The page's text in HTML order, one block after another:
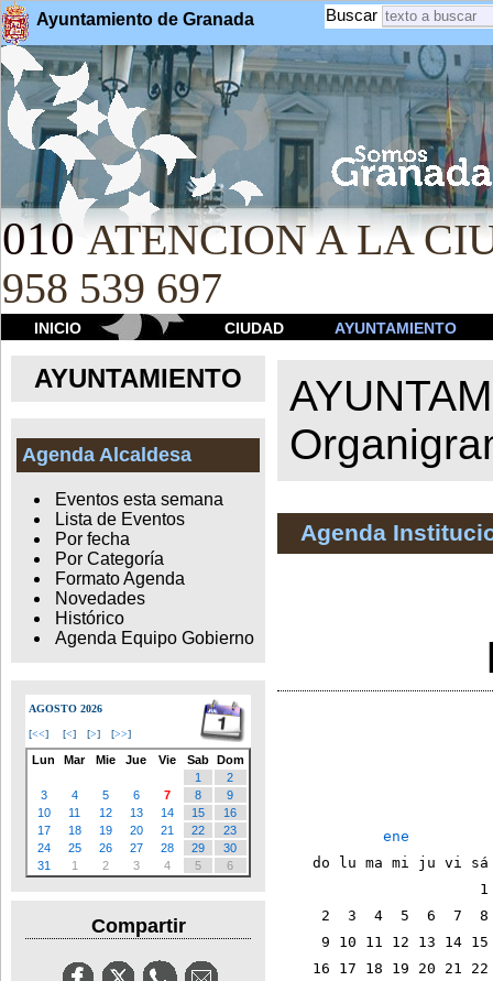
Ayuntamiento de Granada Buscar
010 ATENCION A LA
958 539 697
INICIO CIUDAD AYUNTAMIENTO
AYUNTAMIENTO
Agenda Alcaldesa
Eventos esta semana
Lista de Eventos
Por fecha
Por Categoría
Formato Agenda
Novedades
Histórico
Agenda Equipo Gobierno
AGOSTO 2026
[<<] [<] [>] [>>]
Lun Mar Mie Jue Vie Sab
Dom
1
2
3
4 5 6 7 8
9
10
11 12 13 14 15
16
17
18 19 20 21 22
23
24
25 26 27 28 29
30
31
1 2 3 4 5 6
Compartir
Agenda
ene
do lu ma mi ju vi
2  3  4  5  6  7
9 10 11 12 13 14
16 17 18 19 20 21